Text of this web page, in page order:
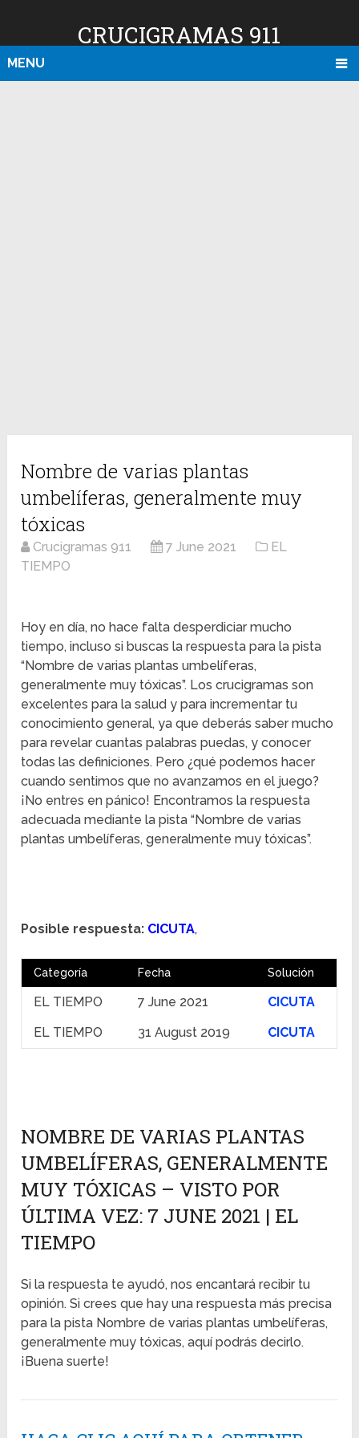
CRUCIGRAMAS 911
MENU
Nombre de varias plantas
umbelíferas, generalmente muy
tóxicas
Crucigramas 911 7 June 2021
EL
TIEMPO
Hoy en día, no hace falta desperdiciar mucho
tiempo, incluso si buscas la respuesta para la pista
“Nombre de varias plantas umbelíferas,
generalmente muy tóxicas”. Los crucigramas son
excelentes para la salud y para incrementar tu
conocimiento general, ya que deberás saber mucho
para revelar cuantas palabras puedas, y conocer
todas las definiciones. Pero ¿qué podemos hacer
cuando sentimos que no avanzamos en el juego?
¡No entres en pánico! Encontramos la respuesta
adecuada mediante la pista “Nombre de varias
plantas umbelíferas, generalmente muy tóxicas”.
Posible respuesta: CICUTA,
Categoría Fecha Solución
EL TIEMPO 7 June 2021
CICUTA
EL TIEMPO
31 August 2019 CICUTA
NOMBRE DE VARIAS PLANTAS
UMBELÍFERAS, GENERALMENTE
MUY TÓXICAS – VISTO POR
ÚLTIMA VEZ: 7 JUNE 2021 | EL
TIEMPO
Si la respuesta te ayudó, nos encantará recibir tu
opinión. Si crees que hay una respuesta más precisa
para la pista Nombre de varias plantas umbelíferas,
generalmente muy tóxicas, aquí podrás decirlo.
¡Buena suerte!